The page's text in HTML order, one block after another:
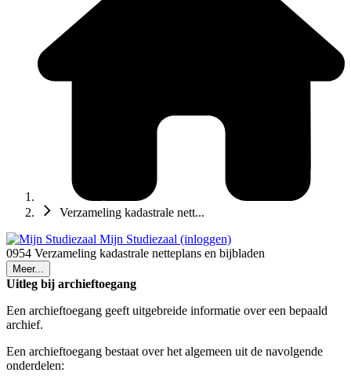
Verzameling kadastrale nett...
Mijn Studiezaal (inloggen)
0954 Verzameling kadastrale netteplans en bijbladen
Meer...
Uitleg bij archieftoegang
Een archieftoegang geeft uitgebreide informatie over een bepaald
archief.
Een archieftoegang bestaat over het algemeen uit de navolgende
onderdelen: